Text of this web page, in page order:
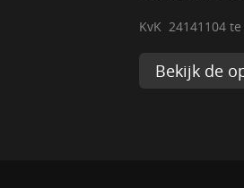
KvK 24141104
Bekijk de